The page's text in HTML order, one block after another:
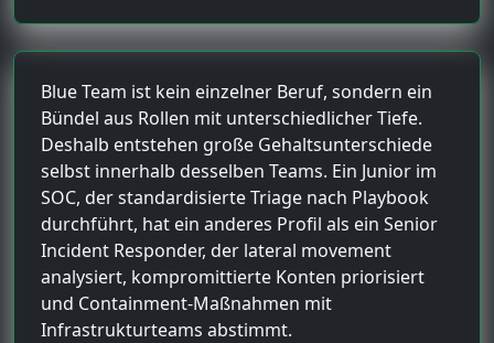
Blue Team ist kein einzelner Beruf, sondern ein
Bündel aus Rollen mit unterschiedlicher Tiefe.
Deshalb entstehen große Gehaltsunterschiede
selbst innerhalb desselben Teams. Ein Junior im
SOC, der standardisierte Triage nach Playbook
durchführt, hat ein anderes Profil als ein Senior
Incident Responder, der lateral movement
analysiert, kompromittierte Konten priorisiert
und Containment-Maßnahmen mit
Infrastrukturteams abstimmt.